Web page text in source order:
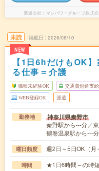
派遣会社 マンパワーグループ株式
未読
NEW
掲載日 2026/08/10
【1日6hだけもOK
る仕事＝介護
職種未経験OK 交通費別途支給
WEB登録OK 派遣
勤務地 神奈川県秦野市
秦野駅から---分／
鶴巻温泉駅から---分
曜日頻度 週2日～5日OK（
時間
★1日6時間～の時